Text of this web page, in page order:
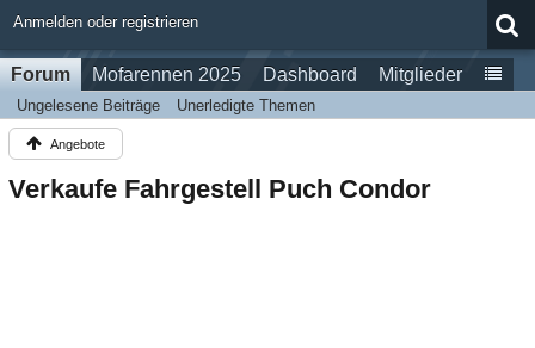
Anmelden oder registrieren
Forum Mofarennen 2025 Dashboard Mitglieder
Ungelesene Beiträge Unerledigte Themen
Angebote
Verkaufe Fahrgestell Puch Condor